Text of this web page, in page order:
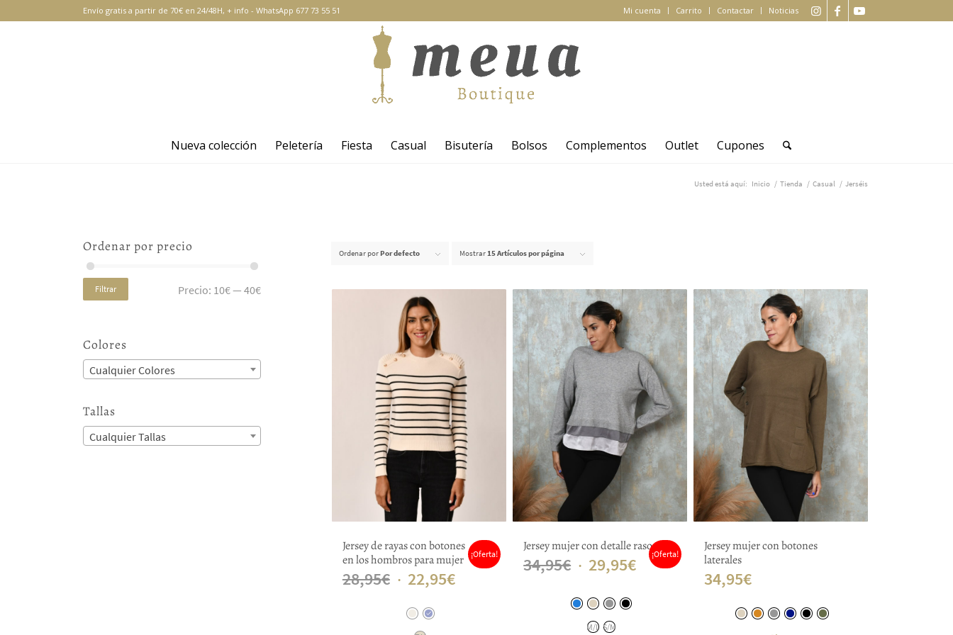
Mi cuenta Carrito Contactar Noticias
Envío gratis a partir de 70€ en 24/48H, + info -WhatsApp 677 73 55 51
Nueva colección Peletería Fiesta Casual Bisutería Bolsos Complementos Outlet Cupones
Usted está aquí: Inicio / Tienda / Casual / Jerséis
Ordenar porPor defecto Mostrar15 Artículos por página
Jersey de rayas con botones
en los hombros para mujer
28,95€ El
precio
original
22,95€El
¡Oferta!
Jersey mujer con detalle raso
34,95€ El
original
29,95€El ¡Oferta!
M/L S/M
Jersey mujer con botones
laterales
34,95€
Ordenar por precio
Filtrar Precio: 10€— 40€
Colores
Cualquier Colores
Tallas
Cualquier Tallas